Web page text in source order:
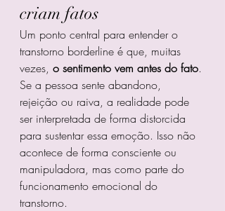
criam fatos
Um ponto central para entender o
transtorno borderline é que, muitas
vezes, o sentimento vem antes do fato.
Se a pessoa sente abandono,
rejeição ou raiva, a realidade pode
ser interpretada de forma distorcida
para sustentar essa emoção. Isso não
acontece de forma consciente ou
manipuladora, mas como parte do
funcionamento emocional do
transtorno.